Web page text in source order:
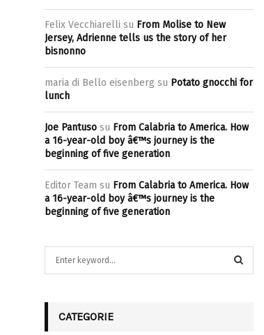
Felix Vecchiarelli su From Molise to New
Jersey, Adrienne tells us the story of her
bisnonno
maria di Bello eisenberg su Potato gnocchi for
lunch
Joe Pantuso su From Calabria to America. How
a 16-year-old boy â€™s journey is the
beginning of five generation
Editor Team su From Calabria to America. How
a 16-year-old boy â€™s journey is the
beginning of five generation
CATEGORIE